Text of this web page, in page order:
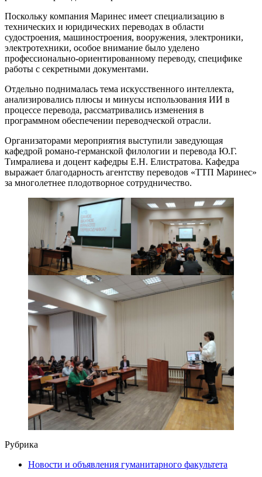
Поскольку компания Маринес имеет специализацию в
технических и юридических переводах в области
судостроения, машиностроения, вооружения, электроники,
электротехники, особое внимание было уделено
профессионально-ориентированному переводу, специфике
работы с секретными документами.
Отдельно поднималась тема искусственного интеллекта,
анализировались плюсы и минусы использования ИИ в
процессе перевода, рассматривались изменения в
программном обеспечении переводческой отрасли.
Организаторами мероприятия выступили заведующая
кафедрой романо-германской филологии и перевода Ю.Г.
Тимралиева и доцент кафедры Е.Н. Елистратова. Кафедра
выражает благодарность агентству переводов «ТТП Маринес»
за многолетнее плодотворное сотрудничество.
Рубрика
Новости и объявления гуманитарного факультета